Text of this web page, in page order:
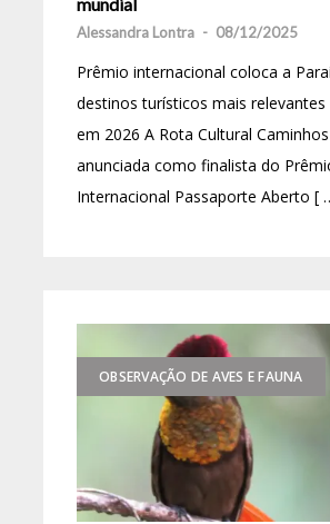
Alessandra Lontra - 08/12/2025
Prêmio internacional coloca a
destinos turísticos mais
em 2026 A Rota Cultural
anunciada como finalista do
Internacional Passaporte Aberto [
OBSERVAÇÃO DE AVES E FAUNA